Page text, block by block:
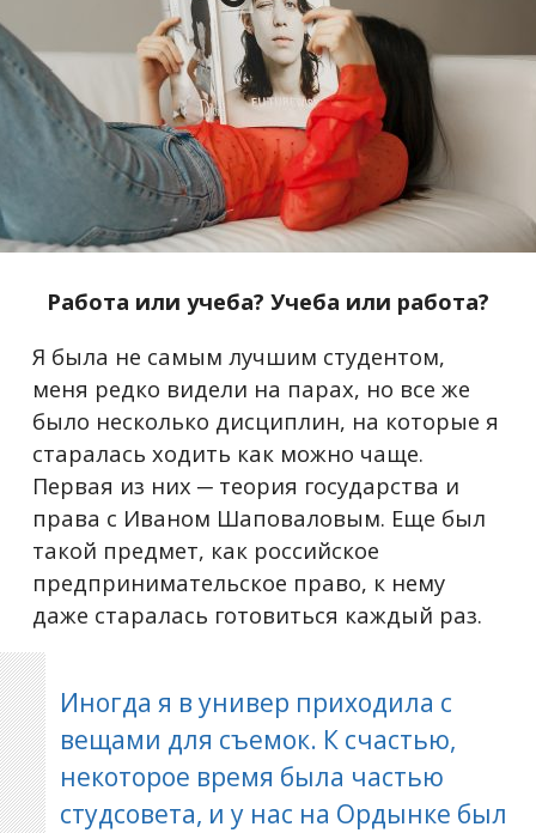
Работа или учеба? Учеба или работа?
Я была не самым лучшим студентом,
меня редко видели на парах, но все же
было несколько дисциплин, на которые я
старалась ходить как можно чаще.
Первая из них ─ теория государства и
права с Иваном Шаповаловым. Еще был
такой предмет, как российское
предпринимательское право, к нему
даже старалась готовиться каждый раз.
Иногда я в универ приходила с
вещами для съемок. К счастью,
некоторое время была частью
студсовета, и у нас на Ордынке был